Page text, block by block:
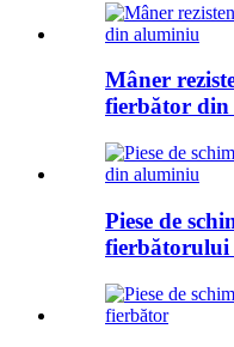
Mâner
fierbător
Piese de